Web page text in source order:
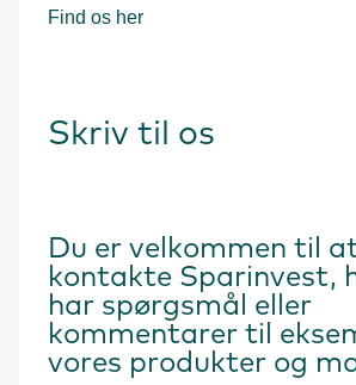
Find os her
Skriv til os
Du er velkommen til
kontakte Sparinvest,
har spørgsmål eller
kommentarer til
vores produkter og